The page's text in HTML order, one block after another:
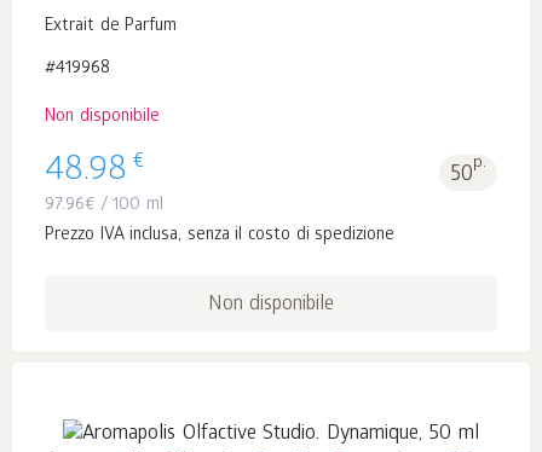
Extrait de Parfum
#419968
Non disponibile
48.98 € 50p.
97.96€ / 100 ml
Prezzo IVA inclusa, senza il costo di spedizione
Non disponibile